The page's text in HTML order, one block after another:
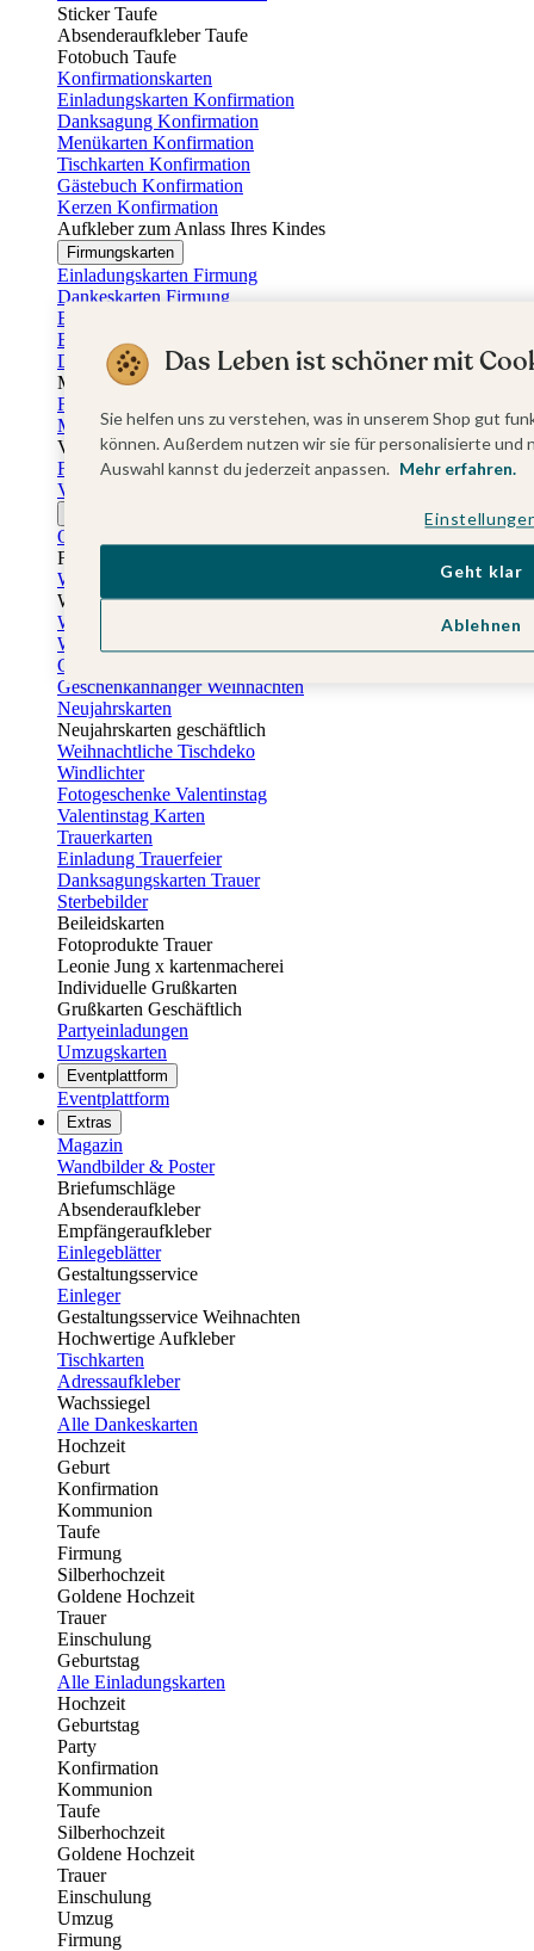
Sticker Taufe
Absenderaufkleber Taufe
Fotobuch Taufe
Konfirmationskarten
Einladungskarten Konfirmation
Danksagung Konfirmation
Menükarten Konfirmation
Tischkarten Konfirmation
Gästebuch Konfirmation
Kerzen Konfirmation
Aufkleber zum Anlass Ihres Kindes
Firmungskarten
Einladungskarten Firmung
Dankeskarten Firmung
Einschulungskarten
Einladungskarten Einschulung
Danksagung Einschulung
Muttertag
Fotogeschenke Muttertag
Muttertagskarten
Vatertag
Fotogeschenke Vatertag
Vatertagskarten
Osterkarten
Fotogeschenke zu Ostern
Weihnachtskarten
Weihnachtskarten selbst gestalten
Weihnachtskarten geschäftlich
Weihnachtsfeier Einladungen
Geschenkaufkleber Weihnachten
Geschenkanhänger Weihnachten
Neujahrskarten
Neujahrskarten geschäftlich
Weihnachtliche Tischdeko
Windlichter
Fotogeschenke Valentinstag
Valentinstag Karten
Trauerkarten
Einladung Trauerfeier
Danksagungskarten Trauer
Sterbebilder
Beileidskarten
Fotoprodukte Trauer
Leonie Jung x kartenmacherei
Individuelle Grußkarten
Grußkarten Geschäftlich
Partyeinladungen
Umzugskarten
Eventplattform
Eventplattform
Extras
Magazin
Wandbilder & Poster
Briefumschläge
Absenderaufkleber
Empfängeraufkleber
Einlegeblätter
Gestaltungsservice
Einleger
Gestaltungsservice Weihnachten
Hochwertige Aufkleber
Tischkarten
Adressaufkleber
Wachssiegel
Alle Dankeskarten
Hochzeit
Geburt
Konfirmation
Kommunion
Taufe
Firmung
Silberhochzeit
Goldene Hochzeit
Trauer
Einschulung
Geburtstag
Alle Einladungskarten
Hochzeit
Geburtstag
Party
Konfirmation
Kommunion
Taufe
Silberhochzeit
Goldene Hochzeit
Trauer
Einschulung
Umzug
Firmung
Das Leben ist schöner mit
Sie helfen uns zu verstehen, was in unserem Shop gut
können. Außerdem nutzen wir sie für personalisierte
Auswahl kannst du jederzeit anpassen. Mehr erfahren.
Ablehnen
Geht klar